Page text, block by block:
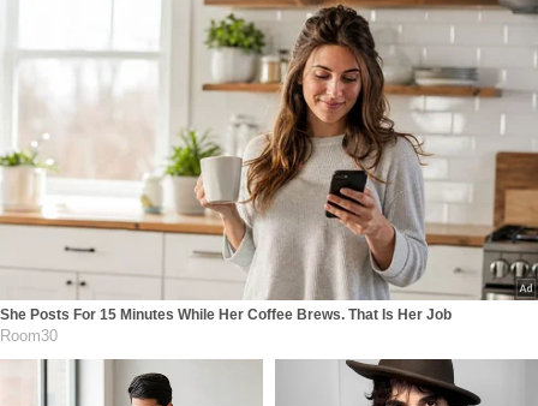
She Posts For 15 Minutes While Her Coffee Brews. That Is Her Job
Room30